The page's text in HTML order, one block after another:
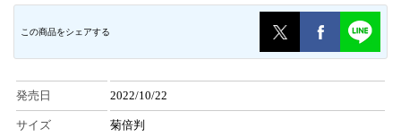
この商品をシェアする
発売日 2022/10/22
サイズ 菊倍判